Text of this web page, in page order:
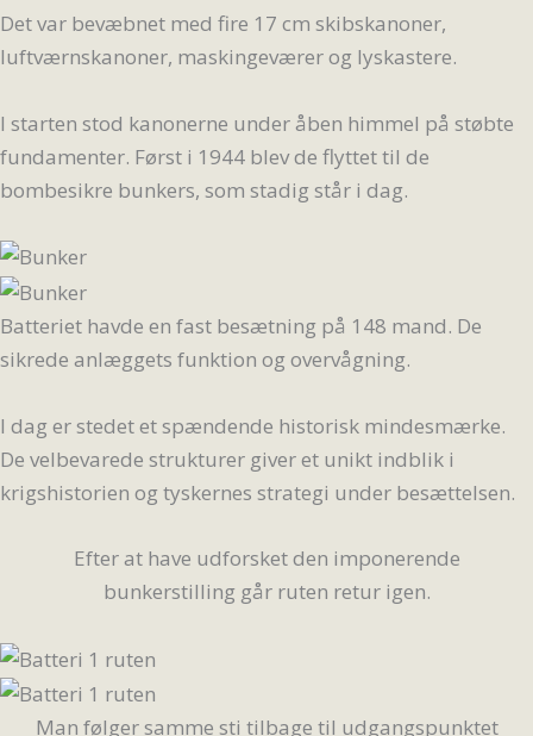
Det var bevæbnet med fire 17 cm skibskanoner,
luftværnskanoner, maskingeværer og lyskastere.
I starten stod kanonerne under åben himmel på støbte
fundamenter. Først i 1944 blev de flyttet til de
bombesikre bunkers, som stadig står i dag.
Batteriet havde en fast besætning på 148 mand. De
sikrede anlæggets funktion og overvågning.
I dag er stedet et spændende historisk mindesmærke.
De velbevarede strukturer giver et unikt indblik i
krigshistorien og tyskernes strategi under besættelsen.
Efter at have udforsket den imponerende
bunkerstilling går ruten retur igen.
Man følger samme sti tilbage til udgangspunktet